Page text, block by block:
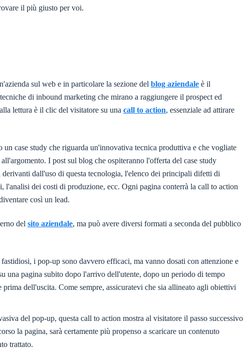
il più giusto per voi.
sul web e in particolare la sezione del blog aziendale è il
di inbound marketing che mirano a raggiungere il prospect ed
lettura è il clic del visitatore su una call to action, essenziale ad attirare
un case study che riguarda un'innovativa tecnica produttiva e che vogliate
I post sul blog che ospiteranno l'offerta del case study
dall'uso di questa tecnologia, l'elenco dei principali difetti di
l'analisi dei costi di produzione, ecc. Ogni pagina conterrà la call to action
così un lead.
del sito aziendale, ma può avere diversi formati a seconda del pubblico
i pop-up sono davvero efficaci, ma vanno dosati con attenzione e
una pagina subito dopo l'arrivo dell'utente, dopo un periodo di tempo
dell'uscita. Come sempre, assicuratevi che sia allineato agli obiettivi
del pop-up, questa call to action mostra al visitatore il passo successivo
la pagina, sarà certamente più propenso a scaricare un contenuto
trattato.